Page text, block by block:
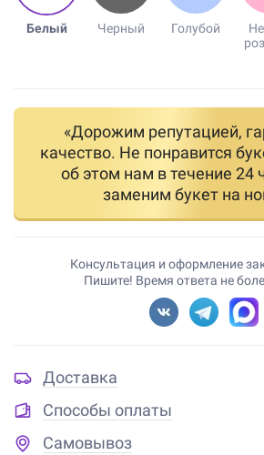
Белый Черный Голубой
«Дорожим репутацией,
качество. Не понравится
об этом нам в течение 24
заменим букет на
Консультация и оформление
Пишите! Время ответа не
Доставка
Способы оплаты
Самовывоз